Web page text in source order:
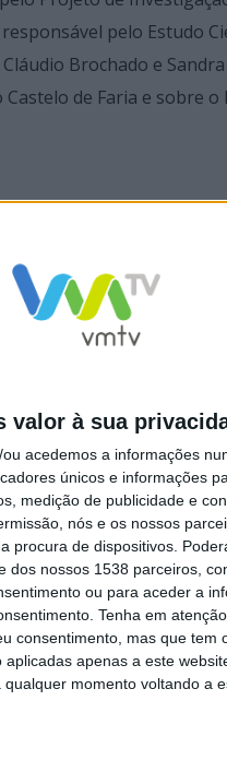
valor à sua
acedemos a informações
únicos e informações
medição de publicidade e
nós e os nossos
procura de dispositivos.
dos nossos 1538 parceiros,
ou para aceder a
Tenha em
consentimento, mas que tem
apenas a este
momento voltando a
pelo Estudo
Brochado e
de Faria e sobre o
da Revista
arqueológicos.
Arqueologia da
Arqueológico e
de Estado da